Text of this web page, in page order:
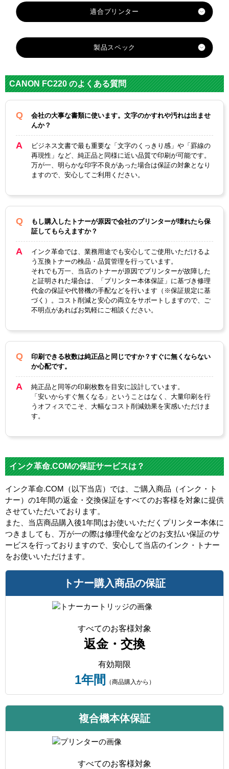
製品スペック
メーカー
キヤノン
対応
純正型番
ICチップ なし
製品タイプ 互換トナー
CANON FC220 のよくある質問
会社の大事な書類に使います。文字のかすれや汚れは出ませ
んか？
ビジネス文書で最も重要な「文字のくっきり感」や「罫線の
再現性」など、純正品と同様に近い品質で印刷が可能です。
万が一、明らかな印字不良があった場合は保証の対象となり
ますので、安心してご利用ください。
もし購入したトナーが原因で会社のプリンターが壊れたら保
証してもらえますか？
インク革命では、業務用途でも安心してご使用いただけるよ
う互換トナーの検品・品質管理を行っています。
それでも万一、当店のトナーが原因でプリンターが故障した
と証明された場合は、「プリンター本体保証」に基づき修理
代金の保証や代替機の手配などを行います（※保証規定に基
づく）。コスト削減と安心の両立をサポートしますので、ご
不明点があればお気軽にご相談ください。
印刷できる枚数は純正品と同じですか？すぐに無くならない
か心配です。
純正品と同等の印刷枚数を目安に設計しています。
「安いからすぐ無くなる」ということはなく、大量印刷を行
うオフィスでこそ、大幅なコスト削減効果を実感いただけま
す。
インク革命.COMの保証サービスは？
インク革命.COM（以下当店）では、ご購入商品（インク・ト
ナー）の1年間の返金・交換保証をすべてのお客様を対象に提供
させていただいております。
また、当店商品購入後1年間はお使いいただくプリンター本体に
つきましても、万が一の際は修理代金などのお支払い保証のサ
ービスを行っておりますので、安心して当店のインク・トナー
をお使いいただけます。
トナー購入商品の保証
すべてのお客様対象
返金・交換
有効期限
1年間 （商品購入から）
複合機本体保証
すべてのお客様対象